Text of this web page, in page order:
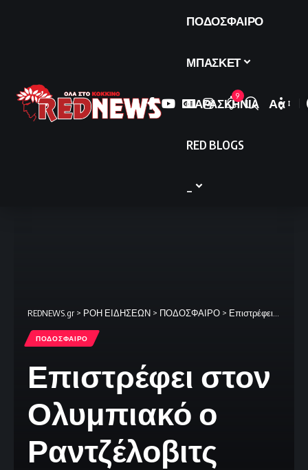
ΠΟΔΟΣΦΑΙΡΟ
ΜΠΑΣΚΕΤ
ΠΑΡΑΣΚΗΝΙΑ
RED BLOGS
9
Font
Αα
REDNEWS.gr > ΡΟΗ ΕΙΔΗΣΕΩΝ > ΠΟΔΟΣΦΑΙΡΟ > Επιστρέφει στον Ολυμπιακό ο Ραντζέλοβιτς
ΠΟΔΟΣΦΑΙΡΟ
Επιστρέφει στον
Ολυμπιακό ο
Ραντζέλοβιτς